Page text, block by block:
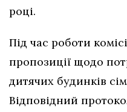
році.
Під час роботи
пропозиції щодо
дитячих будинків
Відповідний